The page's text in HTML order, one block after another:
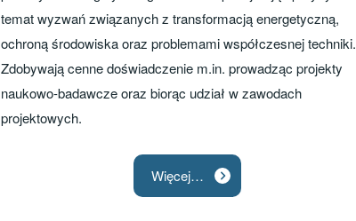
temat wyzwań związanych z transformacją energetyczną,
ochroną środowiska oraz problemami współczesnej techniki.
Zdobywają cenne doświadczenie m.in. prowadząc projekty
naukowo-badawcze oraz biorąc udział w zawodach
projektowych.
Więcej…